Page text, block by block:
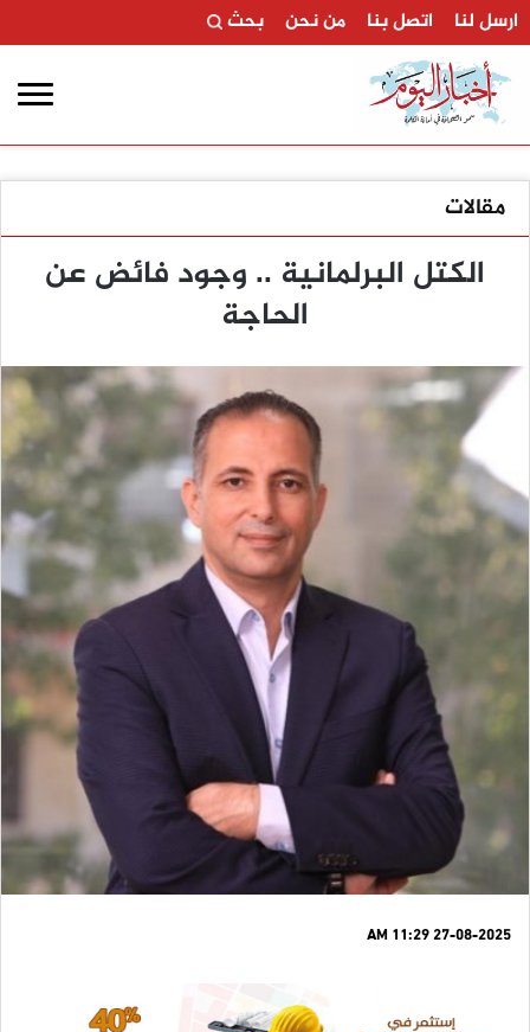
ارسل لنا اتصل بنا من نحن بحث
مقالات
الكتل البرلمانية .. وجود فائض عن
الحاجة
27-08-2025 11:29 AM